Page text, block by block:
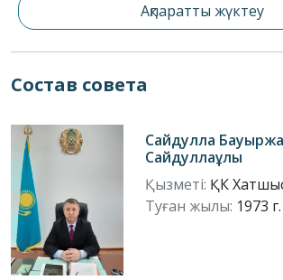
Ақпаратты жүктеу
Состав совета
Сайдулла
Сайдуллаұлы
Қызметі: ҚК
Туған жылы: 1973 г.